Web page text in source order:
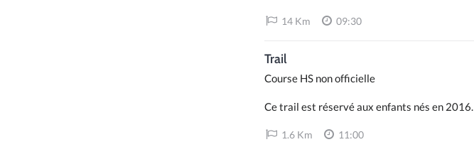
14 Km 09:30
Trail
Course HS non officielle
Ce trail est réservé aux enfants nés en 2016.
1.6 Km 11:00